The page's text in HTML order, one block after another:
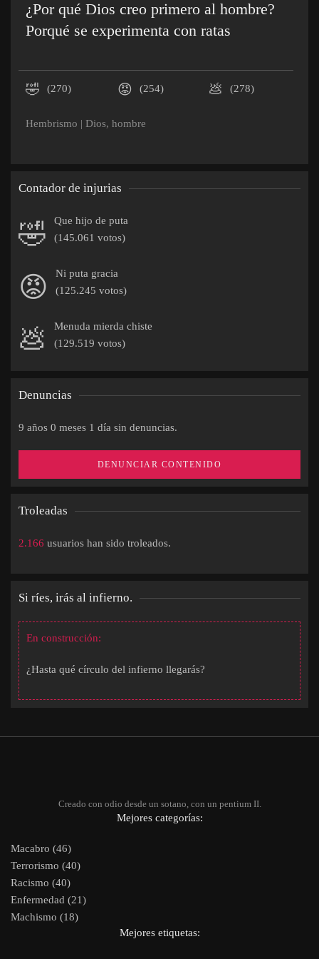
¿Por qué Dios creo primero al hombre?
Porqué se experimenta con ratas
🤣 (270) 😡 (254) 💩 (278)
Hembrismo | Dios, hombre
Contador de injurias
🤣
Que hijo de puta
(145.061 votos)
😡
Ni puta gracia
(125.245 votos)
💩
Menuda mierda chiste
(129.519 votos)
Denuncias
9 años 0 meses 1 día sin denuncias.
DENUNCIAR CONTENIDO
Troleadas
2.166 usuarios han sido troleados.
Si ríes, irás al infierno.
En construcción:
¿Hasta qué círculo del infierno llegarás?
Creado con odio desde un sotano, con un pentium II.
Mejores categorías:
Macabro (46)
Terrorismo (40)
Racismo (40)
Enfermedad (21)
Machismo (18)
Mejores etiquetas: